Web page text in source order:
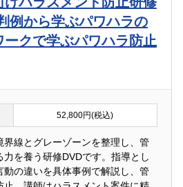
例から学ぶパワハラの
ークで学ぶパワハラ防止
52,800円(税込)
線とグレーゾーンを整理し、管
を養う研修DVDです。指導とし
の違いを具体事例で解説し、管